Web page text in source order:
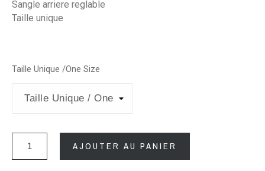
Sangle arriere reglable
Taille unique
Taille Unique /One Size
AJOUTER AU PANIER